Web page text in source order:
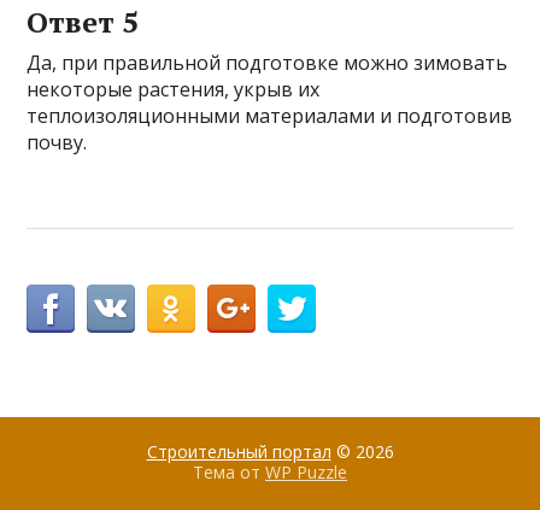
Ответ 5
Да, при правильной подготовке можно зимовать
некоторые растения, укрыв их
теплоизоляционными материалами и подготовив
почву.
Строительный портал © 2026
Тема от WP Puzzle